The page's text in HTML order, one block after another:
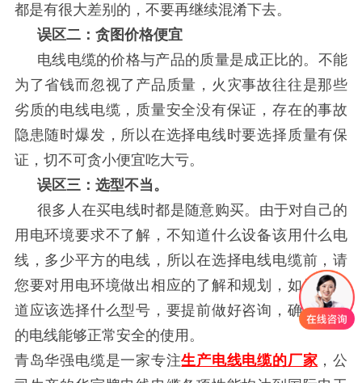
都是有很大差别的，不要再继续混淆下去。
误区二：贪图价格便宜
电线电缆的价格与产品的质量是成正比的。不能
为了省钱而忽视了产品质量，火灾事故往往是那些
劣质的电线电缆，质量安全没有保证，存在的事故
隐患随时爆发，所以在选择电线时要选择质量有保
证，切不可贪小便宜吃大亏。
误区三：选型不当。
很多人在买电线时都是随意购买。由于对自己的
用电环境要求不了解，不知道什么设备该用什么电
线，多少平方的电线，所以在选择电线电缆前，请
您要对用电环境做出相应的了解和规划，如果不知
道应该选择什么型号，要提前做好咨询，确保选购
的电线能够正常安全的使用。
青岛华强电缆是一家专注生产电线电缆的厂家 ，公